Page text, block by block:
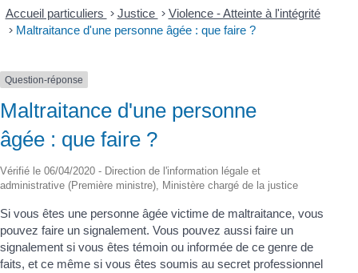
Accueil particuliers > Justice > Violence - Atteinte à l'intégrité
> Maltraitance d'une personne âgée : que faire ?
Question-réponse
Maltraitance d'une personne
âgée : que faire ?
Vérifié le 06/04/2020 - Direction de l'information légale et
administrative (Première ministre), Ministère chargé de la justice
Si vous êtes une personne âgée victime de maltraitance, vous
pouvez faire un signalement. Vous pouvez aussi faire un
signalement si vous êtes témoin ou informée de ce genre de
faits, et ce même si vous êtes soumis au secret professionnel